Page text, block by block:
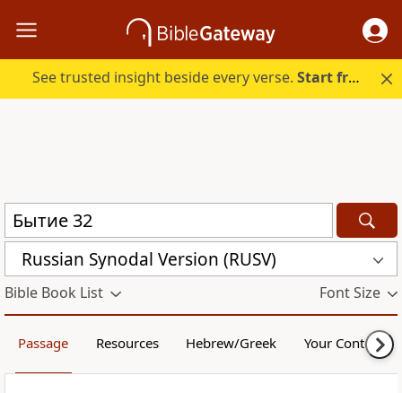
See trusted insight beside every verse.Start free.
Russian Synodal Version (RUSV)
Bible Book List Font Size
Passage Resources Hebrew/Greek Your Content